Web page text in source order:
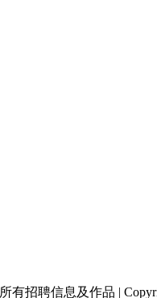
招聘信息及作品 |